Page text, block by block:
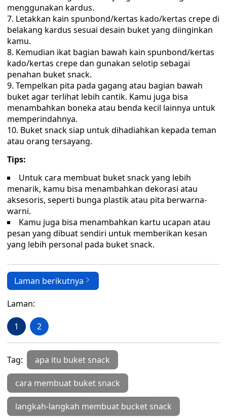
menggunakan kardus.
Letakkan kain spunbond/kertas kado/kertas crepe di
belakang kardus sesuai desain buket yang diinginkan
kamu.
Kemudian ikat bagian bawah kain spunbond/kertas
kado/kertas crepe dan gunakan selotip sebagai
penahan buket snack.
Tempelkan pita pada gagang atau bagian bawah
buket agar terlihat lebih cantik. Kamu juga bisa
menambahkan boneka atau benda kecil lainnya untuk
memperindahnya.
Buket snack siap untuk dihadiahkan kepada teman
atau orang tersayang.
Tips:
Untuk cara membuat buket snack yang lebih
menarik, kamu bisa menambahkan dekorasi atau
aksesoris, seperti bunga plastik atau pita berwarna-
warni.
Kamu juga bisa menambahkan kartu ucapan atau
pesan yang dibuat sendiri untuk memberikan kesan
yang lebih personal pada buket snack.
Laman berikutnya
Laman:
1 2
Tag: apa itu buket snack
cara membuat buket snack
langkah-langkah membuat bucket snack